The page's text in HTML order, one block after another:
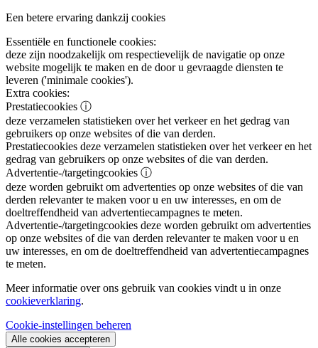
Een betere ervaring dankzij cookies
Essentiële en functionele cookies:
deze zijn noodzakelijk om respectievelijk de navigatie op onze
website mogelijk te maken en de door u gevraagde diensten te
leveren ('minimale cookies').
Extra cookies:
Prestatiecookies ⓘ
deze verzamelen statistieken over het verkeer en het gedrag van
gebruikers op onze websites of die van derden.
Prestatiecookies deze verzamelen statistieken over het verkeer en het
gedrag van gebruikers op onze websites of die van derden.
Advertentie-/targetingcookies ⓘ
deze worden gebruikt om advertenties op onze websites of die van
derden relevanter te maken voor u en uw interesses, en om de
doeltreffendheid van advertentiecampagnes te meten.
Advertentie-/targetingcookies deze worden gebruikt om advertenties
op onze websites of die van derden relevanter te maken voor u en
uw interesses, en om de doeltreffendheid van advertentiecampagnes
te meten.
Meer informatie over ons gebruik van cookies vindt u in onze
cookieverklaring.
Cookie-instellingen beheren
Alle cookies accepteren